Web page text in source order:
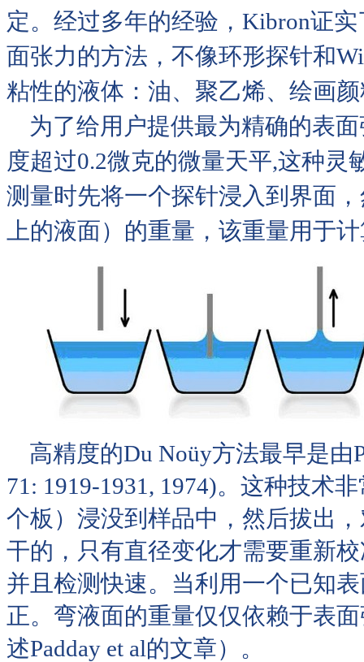
定。经过多年的经验，Kibron证
面张力的方法，不像环形探针和
粘性的液体：油、聚乙烯、绘画
为了给用户提供最为精确的表
度超过0.2微克的微量天平,这种灵
测量时先将一个探针浸入到界面
上的液面）的重量，该重量用于
高精度的Du Noüy方法最早是由
71: 1919-1931, 1974)。这种技术
个板）浸没到样品中，然后拔出
干的，只有直径变化才需要重新
并且检测快速。当利用一个已知
正。弯液面的重量仅仅依赖于表
述Padday et al的文章）。